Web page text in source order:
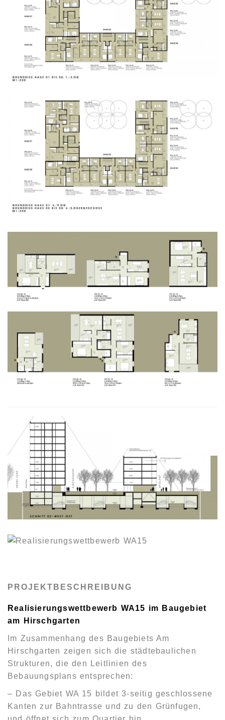
PROJEKTBESCHREIBUNG
Realisierungswettbewerb WA15 im Baugebiet
am Hirschgarten
Im Zusammenhang des Baugebiets Am
Hirschgarten zeigen sich die städtebaulichen
Strukturen, die den Leitlinien des
Bebauungsplans entsprechen:
– Das Gebiet WA 15 bildet 3-seitig geschlossene
Kanten zur Bahntrasse und zu den Grünfugen,